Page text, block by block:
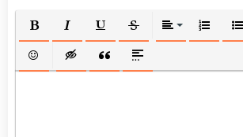
ПОЛУЖИРНЫЙ
КУРСИВПОДЧЕРКНУТЫЙ
ЗАЧЕРКНУТЫЙ
ВСТАВИТЬ СМАЙЛИК
ВСТАВКА СКРЫТОГО ТЕКСТА
ВСТАВКА ЦИТАТЫ
ВСТАВКА СПОЙЛЕРА